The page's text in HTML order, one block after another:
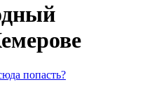
попасть?